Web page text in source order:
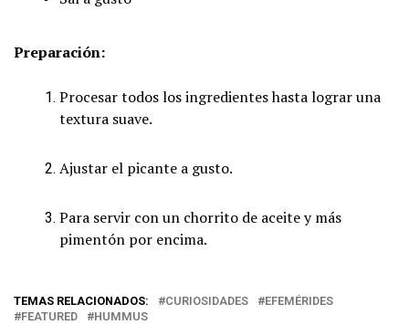
Preparación:
Procesar todos los ingredientes hasta lograr una
textura suave.
Ajustar el picante a gusto.
Para servir con un chorrito de aceite y más
pimentón por encima.
TEMAS RELACIONADOS: CURIOSIDADES
EFEMÉRIDES
FEATURED
HUMMUS